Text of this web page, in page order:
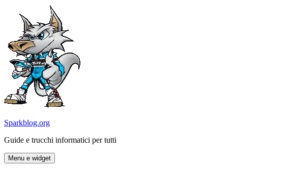
contenuto
Sparkblog.org
Guide e trucchi informatici per tutti
Menu e widget